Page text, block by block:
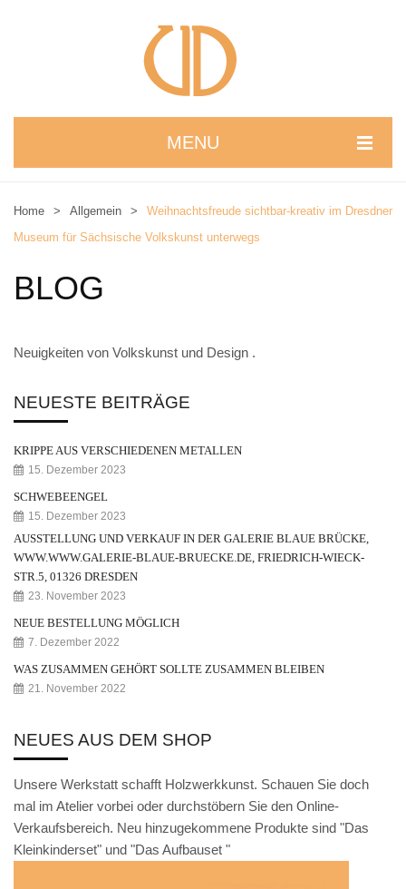
MENU
Weihnachtskrippe
Weihnachtsengel
Lichtfigur
Geschenkverpackung
Kasse
Kundeninformationen
KONTAKT
IMPRESSUM
Home > Allgemein >
Weihnachtsfreude sichtbar-kreativ im Dresdner
Museum für Sächsische Volkskunst unterwegs
BLOG
Neuigkeiten von Volkskunst und Design .
NEUESTE BEITRÄGE
KRIPPE AUS VERSCHIEDENEN METALLEN
15. Dezember 2023
SCHWEBEENGEL
15. Dezember 2023
AUSSTELLUNG UND VERKAUF IN DER GALERIE BLAUE BRÜCKE,
WWW.WWW.GALERIE-BLAUE-BRUECKE.DE, FRIEDRICH-WIECK-
STR.5, 01326 DRESDEN
23. November 2023
NEUE BESTELLUNG MÖGLICH
7. Dezember 2022
WAS ZUSAMMEN GEHÖRT SOLLTE ZUSAMMEN BLEIBEN
21. November 2022
NEUES AUS DEM SHOP
Unsere Werkstatt schafft Holzwerkkunst. Schauen Sie doch
mal im Atelier vorbei oder durchstöbern Sie den Online-
Verkaufsbereich. Neu hinzugekommene Produkte sind "Das
Kleinkinderset" und "Das Aufbauset "